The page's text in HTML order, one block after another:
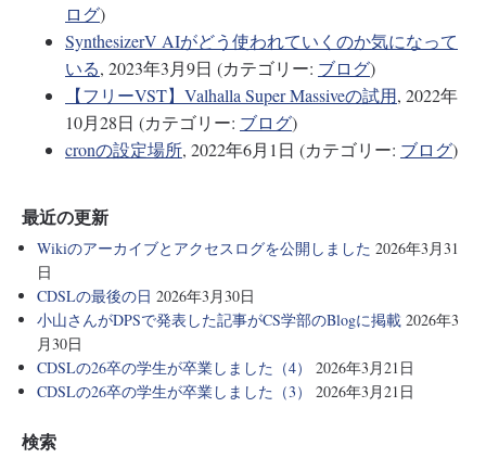
ログ)
SynthesizerV AIがどう使われていくのか気になって
いる, 2023年3月9日 (カテゴリー: ブログ)
【フリーVST】Valhalla Super Massiveの試用, 2022年
10月28日 (カテゴリー: ブログ)
cronの設定場所, 2022年6月1日 (カテゴリー: ブログ)
最近の更新
Wikiのアーカイブとアクセスログを公開しました 2026年3月31
日
CDSLの最後の日 2026年3月30日
小山さんがDPSで発表した記事がCS学部のBlogに掲載 2026年3
月30日
CDSLの26卒の学生が卒業しました（4）
2026年3月21日
CDSLの26卒の学生が卒業しました（3）
2026年3月21日
検索